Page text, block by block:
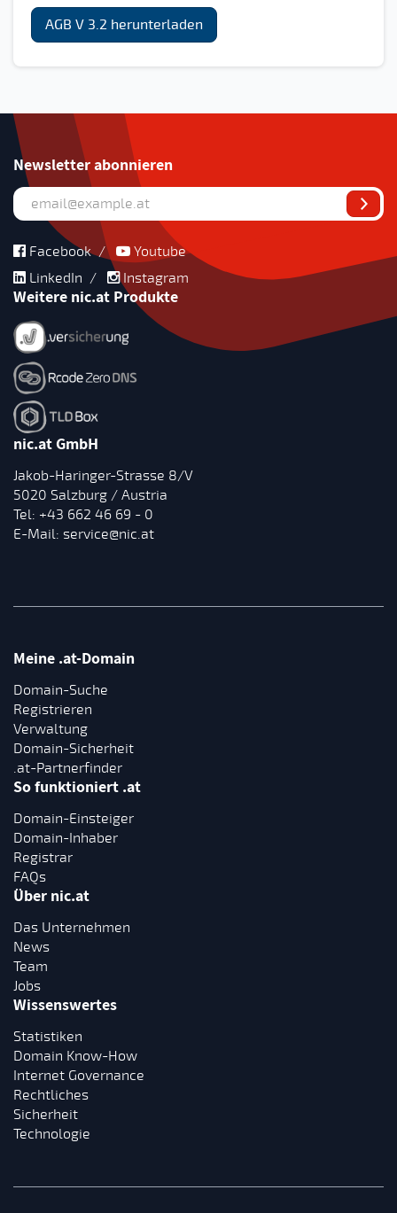
AGB V 3.2 herunterladen
Newsletter abonnieren
Facebook/
Youtube
LinkedIn / Instagram
Weitere nic.at Produkte
nic.at GmbH
Jakob-Haringer-Strasse 8/V
5020 Salzburg / Austria
Tel: +43 662 46 69 - 0
E-Mail: service@nic.at
Meine .at-Domain
Domain-Suche
Registrieren
Verwaltung
Domain-Sicherheit
.at-Partnerfinder
So funktioniert .at
Domain-Einsteiger
Domain-Inhaber
Registrar
FAQs
Über nic.at
Das Unternehmen
News
Team
Jobs
Wissenswertes
Statistiken
Domain Know-How
Internet Governance
Rechtliches
Sicherheit
Technologie